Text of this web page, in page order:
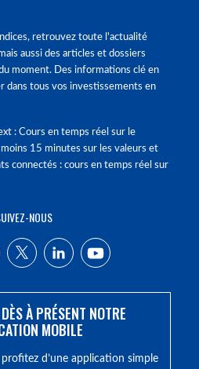
retrouvez toute l'actualité
aussi des articles et dossiers
moment. Des informations clé en
dans tous vos investissements en
: Cours en temps réel sur le
15 minutes sur les valeurs et
connectés : cours en temps réel sur
NOUS
À PRÉSENT NOTRE
MOBILE
d’une application simple